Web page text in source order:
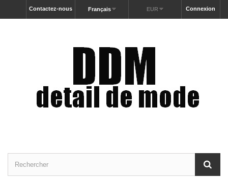
Connexion
EUR
Français
Contactez-nous